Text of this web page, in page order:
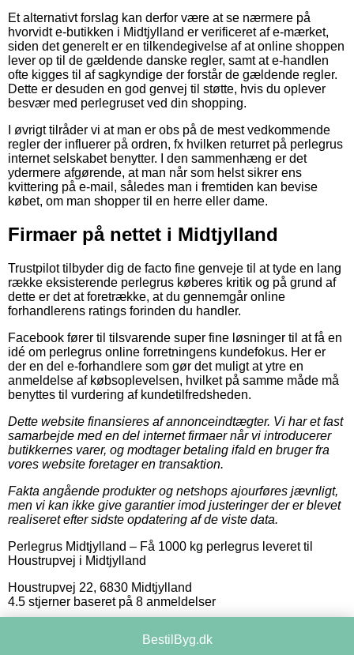
Et alternativt forslag kan derfor være at se nærmere på
hvorvidt e-butikken i Midtjylland er verificeret af e-mærket,
siden det generelt er en tilkendegivelse af at online shoppen
lever op til de gældende danske regler, samt at e-handlen
ofte kigges til af sagkyndige der forstår de gældende regler.
Dette er desuden en god genvej til støtte, hvis du oplever
besvær med perlegruset ved din shopping.
I øvrigt tilråder vi at man er obs på de mest vedkommende
regler der influerer på ordren, fx hvilken returret på perlegrus
internet selskabet benytter. I den sammenhæng er det
ydermere afgørende, at man når som helst sikrer ens
kvittering på e-mail, således man i fremtiden kan bevise
købet, om man shopper til en herre eller dame.
Firmaer på nettet i Midtjylland
Trustpilot tilbyder dig de facto fine genveje til at tyde en lang
række eksisterende perlegrus køberes kritik og på grund af
dette er det at foretrække, at du gennemgår online
forhandlerens ratings forinden du handler.
Facebook fører til tilsvarende super fine løsninger til at få en
idé om perlegrus online forretningens kundefokus. Her er
der en del e-forhandlere som gør det muligt at ytre en
anmeldelse af købsoplevelsen, hvilket på samme måde må
benyttes til vurdering af kundetilfredsheden.
Dette website finansieres af annonceindtægter. Vi har et fast
samarbejde med en del internet firmaer når vi introducerer
butikkernes varer, og modtager betaling ifald en bruger fra
vores website foretager en transaktion.
Fakta angående produkter og netshops ajourføres jævnligt,
men vi kan ikke give garantier imod justeringer der er blevet
realiseret efter sidste opdatering af de viste data.
Perlegrus Midtjylland – Få 1000 kg perlegrus leveret til
Houstrupvej i Midtjylland
Houstrupvej 22, 6830 Midtjylland
4.5 stjerner baseret på 8 anmeldelser
BestilByg.dk